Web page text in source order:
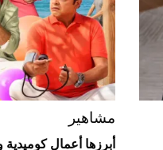
Aston Martin Valiant: على هوى الأبطال
مشاهير